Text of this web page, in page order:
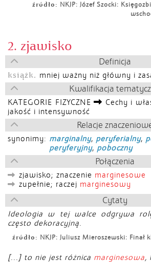
źródło: NKJP: Józef Szocki:
2. zjawisko
Definicja
książk. mniej ważny niż główny i
Kwalifikacja
KATEGORIE FIZYCZNE
Cechy i
jakość i intensywność
Relacje
synonimy: marginalny, peryferialny,
peryferyjny, poboczny
Połączenia
zjawisko; znaczenie marginesowe
zupełnie; raczej marginesowy
Cytaty
Ideologia w tej walce odgrywa
często dekoracyjną.
źródło: NKJP: Juliusz Mieroszewski: Finał
[...] to nie jest różnica marginesowa,